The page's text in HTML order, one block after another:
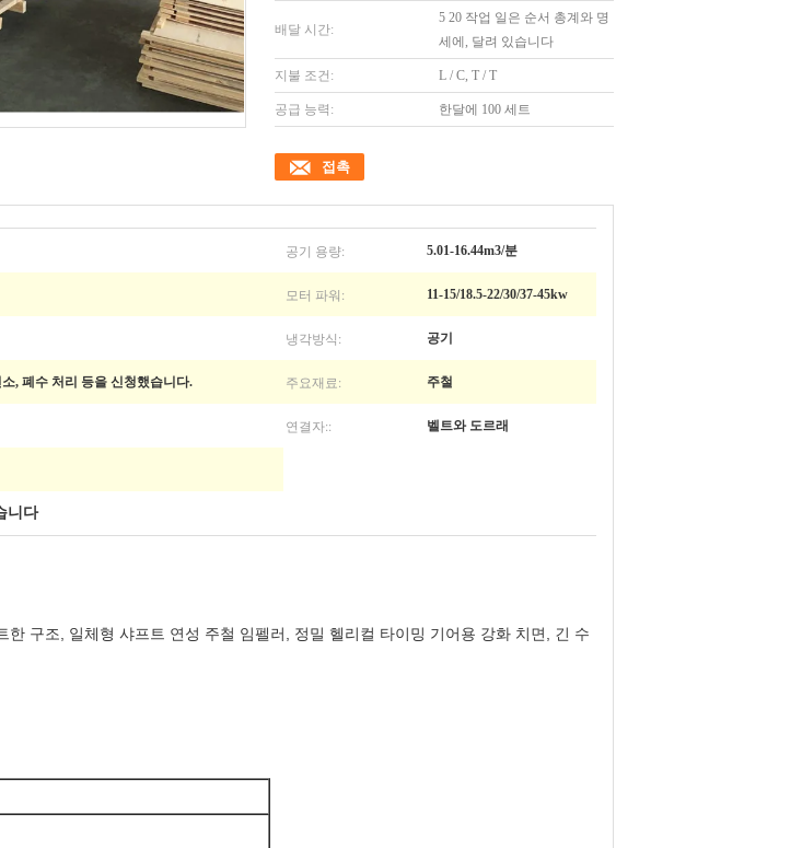
배달 시간:
5 20 작업 일은 순서 총계와 명
세에, 달려 있습니다
지불 조건: L / C, T / T
공급 능력: 한달에 100 세트
접촉
공기 용량: 5.01-16.44m3/분
모터 파워: 11-15/18.5-22/30/37-45kw
냉각방식: 공기
, 폐수 처리 등을 신청했습니다. 주요재료: 주철
연결자:: 벨트와 도르래
니다
구조, 일체형 샤프트 연성 주철 임펠러, 정밀 헬리컬 타이밍 기어용 강화 치면, 긴 수